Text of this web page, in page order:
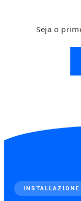
Seja o
INSTALLAZIONE